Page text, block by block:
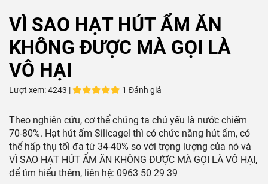
VÌ SAO HẠT HÚT ẨM ĂN
KHÔNG ĐƯỢC MÀ GỌI LÀ
VÔ HẠI
Lượt xem:4243 | 1 Đánh giá
Theo nghiên cứu, cơ thể chúng ta chủ yếu là nước chiếm
70-80%. Hạt hút ẩm Silicagel thì có chức năng hút ẩm, có
thể hấp thụ tối đa từ 34-40% so với trọng lượng của nó và
VÌ SAO HẠT HÚT ẨM ĂN KHÔNG ĐƯỢC MÀ GỌI LÀ VÔ HẠI,
để tìm hiểu thêm, liên hệ: 0963 50 29 39